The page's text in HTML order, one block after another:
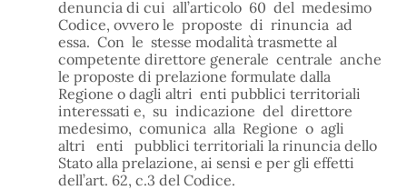
denuncia di cui all’articolo 60 del medesimo
Codice, ovvero le proposte di rinuncia ad
essa. Con le stesse modalità trasmette al
competente direttore generale centrale anche
le proposte di prelazione formulate dalla
Regione o dagli altri enti pubblici territoriali
interessati e, su indicazione del direttore
medesimo, comunica alla Regione o agli
altri enti pubblici territoriali la rinuncia dello
Stato alla prelazione, ai sensi e per gli effetti
dell’art. 62, c.3 del Codice.